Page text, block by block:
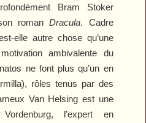
Bram Stoker
romanDracula. Cadre
elle autre chose qu’une
ambivalente du
ne font plus qu’un en
rôles tenus par des
Van Helsing est une
l’expert en